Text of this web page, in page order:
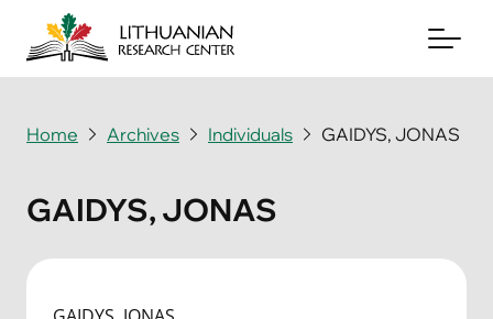
Archives
Home Archives Individuals GAIDYS, JONAS
GAIDYS, JONAS